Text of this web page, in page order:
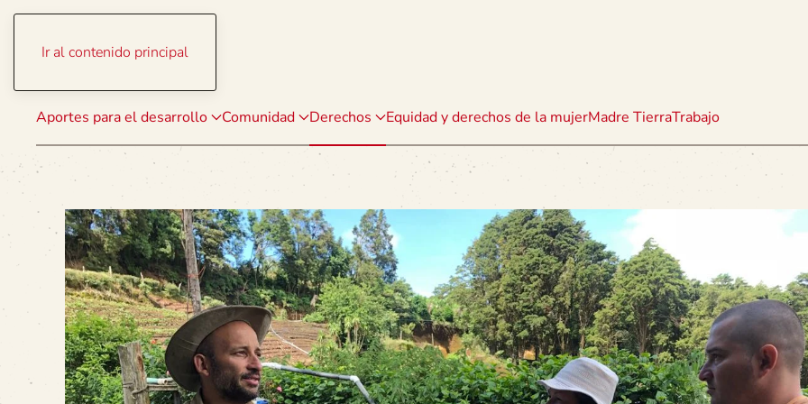
Ir al contenido principal
Aportes para el desarrollo Comunidad Derechos Equidad y derechos de la mujerMadre TierraTrabajo